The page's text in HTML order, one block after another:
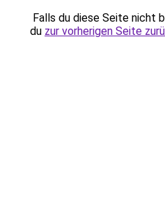
Falls du diese Seite nicht
du zur vorherigen Seite